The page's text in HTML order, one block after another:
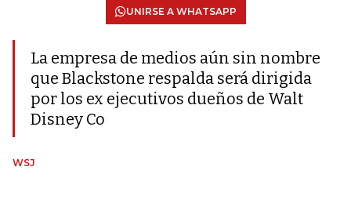
UNIRSE A WHATSAPP
La empresa de medios aún sin nombre
que Blackstone respalda será dirigida
por los ex ejecutivos dueños de Walt
Disney Co
WSJ